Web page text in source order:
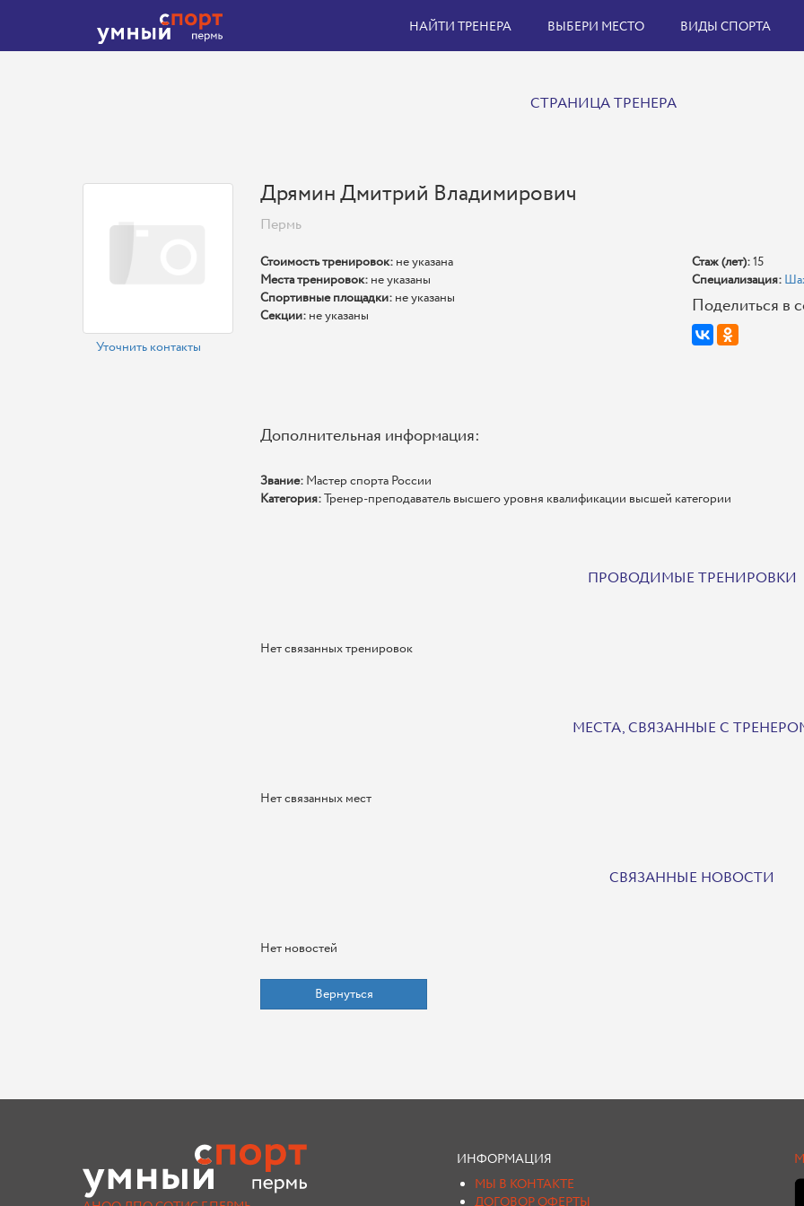
НАЙТИ ТРЕНЕРА ВЫБЕРИ МЕСТО ВИДЫ СПОРТА
СТРАНИЦА ТРЕНЕРА
Уточнить контакты
Дрямин Дмитрий Владимирович
Пермь
Стоимость тренировок: не указана
Места тренировок: не указаны
Спортивные площадки: не указаны
Секции: не указаны
Стаж (лет):15
Специализация:
Поделиться в
Дополнительная информация:
Звание: Мастер спорта России
Категория:Тренер-преподаватель высшего уровня квалификации высшей категории
ПРОВОДИМЫЕ ТРЕНИРОВКИ
Нет связанных тренировок
МЕСТА, СВЯЗАННЫЕ С
Нет связанных мест
СВЯЗАННЫЕ НОВОСТИ
Нет новостей
Вернуться
ИНФОРМАЦИЯ
МЫ В КОНТАКТЕ
ДОГОВОР ОФЕРТЫ